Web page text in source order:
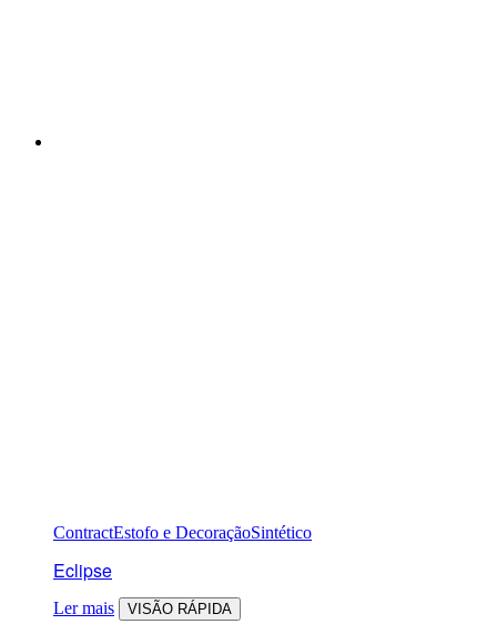
ContractEstofo e DecoraçãoSintético
Eclipse
Ler mais VISÃO RÁPIDA